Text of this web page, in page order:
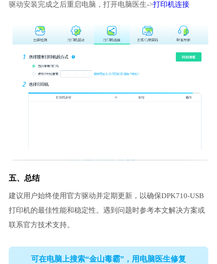
驱动安装完成之后重启电脑，打开电脑医生->打印机连接
五、总结
建议用户始终使用官方驱动并定期更新，以确保DPK710-USB
打印机的最佳性能和稳定性。遇到问题时参考本文解决方案或
联系官方技术支持。
可在电脑上搜索“金山毒霸”，用电脑医生修复